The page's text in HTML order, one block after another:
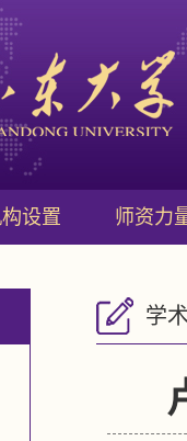
设置 师资力
学